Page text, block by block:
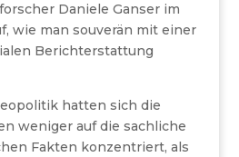
Daniele Ganser im
wie man souverän mit einer
Berichterstattung
hatten sich die
weniger auf die sachliche
Fakten konzentriert, als